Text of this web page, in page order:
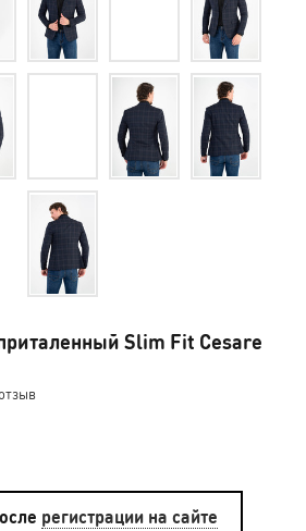
Slim Fit Cesare
регистрации на сайте